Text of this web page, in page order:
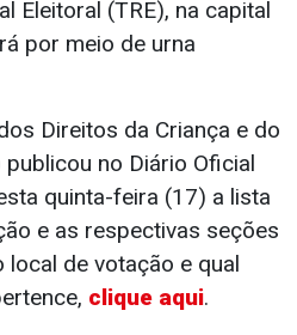
Eleitoral (TRE), na capital
por meio de urna
Direitos da Criança e do
no Diário Oficial
quinta-feira (17) a lista
e as respectivas seções
local de votação e qual
clique aqui.